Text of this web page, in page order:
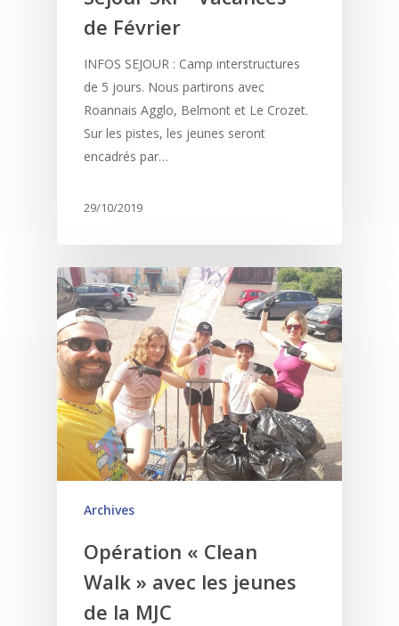
de Février
INFOS SEJOUR : Camp interstructures
de 5 jours. Nous partirons avec
Roannais Agglo, Belmont et Le Crozet.
Sur les pistes, les jeunes seront
encadrés par…
29/10/2019
Archives
Opération « Clean
Walk » avec les jeunes
de la MJC